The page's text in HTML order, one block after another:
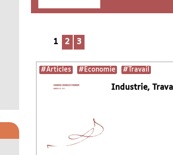
1 2 3
#Articles #Economie #Travail
Industrie,